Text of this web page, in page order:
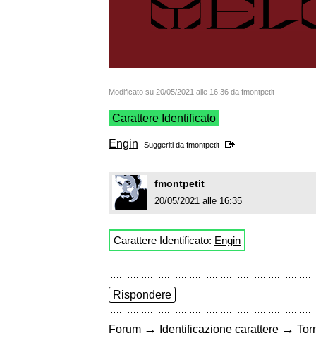
Modificato su 20/05/2021 alle 16:36 da fmontpetit
Carattere Identificato
Engin Suggeriti da fmontpetit
fmontpetit
20/05/2021 alle 16:35
Carattere Identificato: Engin
Rispondere
Forum → Identificazione carattere →